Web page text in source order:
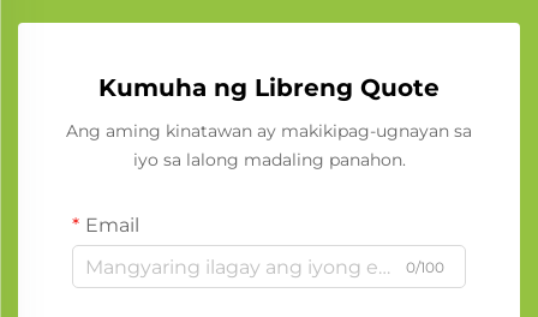
Kumuha ng Libreng Quote
Ang aming kinatawan ay makikipag-ugnayan sa
iyo sa lalong madaling panahon.
Email
0/100